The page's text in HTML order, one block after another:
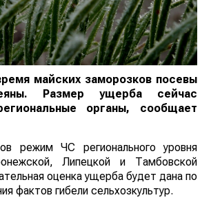
майских заморозков посевы
Размер ущерба сейчас
органы, сообщает
режим ЧС регионального уровня
Липецкой и Тамбовской
оценка ущерба будет дана
фактов гибели сельхозкультур.